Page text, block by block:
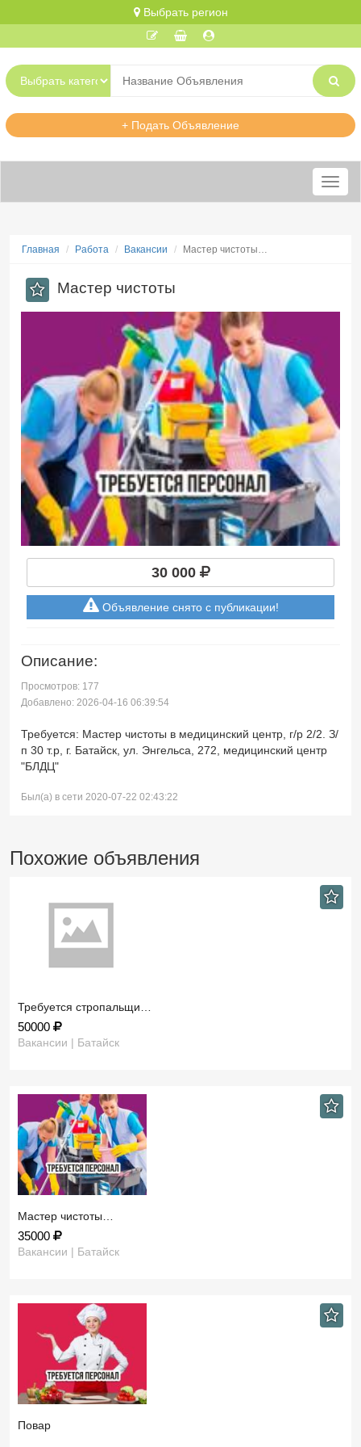
Выбрать регион
+ Подать Объявление
Меню
Главная Работа Вакансии Мастер чистоты…
Мастер чистоты
30 000
Объявление снято с публикации!
Описание:
Просмотров: 177
Добавлено: 2026-04-16 06:39:54
Требуется: Мастер чистоты в медицинский центр, г/р 2/2. З/
п 30 т.р, г. Батайск, ул. Энгельса, 272, медицинский центр
"БЛДЦ"
Был(а) в сети 2020-07-22 02:43:22
Похожие объявления
Требуется стропальщи…
50000
Вакансии | Батайск
Мастер чистоты…
35000
Вакансии | Батайск
Повар